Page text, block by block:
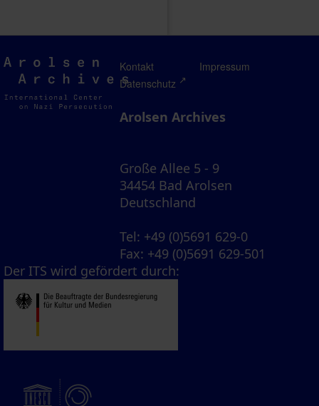
Arolsen
Archives
Kontakt
Impressum
Datenschutz
Arolsen Archives
Große Allee 5 - 9
34454 Bad Arolsen
Deutschland
Tel: +49 (0)5691 629-0
Fax: +49 (0)5691 629-501
Der ITS wird gefördert durch: